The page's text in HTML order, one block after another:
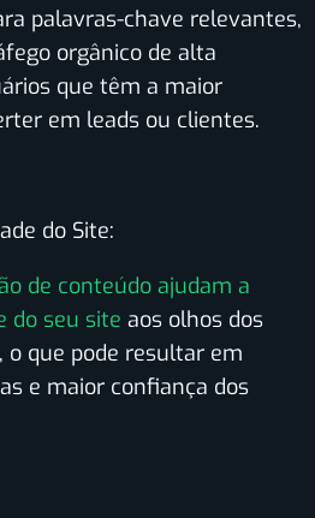
palavras-chave relevantes,
orgânico de alta
que têm a maior
em leads ou clientes.
do Site:
de conteúdo ajudam a
do seu site aos olhos dos
o que pode resultar em
e maior confiança dos